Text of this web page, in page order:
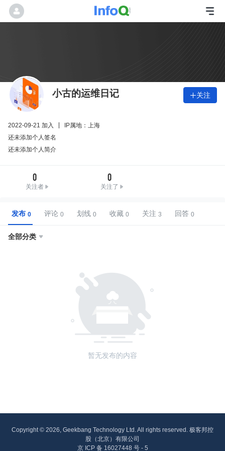
小古的运维日记 关注
2022-09-21 加入
IP属地：上海
还未添加个人签名
还未添加个人简介
0
关注者
0
关注了
发布 评论 划线 收藏 关注 回答
全部分类 
暂无发布的内容
Copyright © 2026, Geekbang Technology Ltd. All rights reserved. 极客邦控
股（北京）有限公司
京 ICP 备 16027448 号 - 5